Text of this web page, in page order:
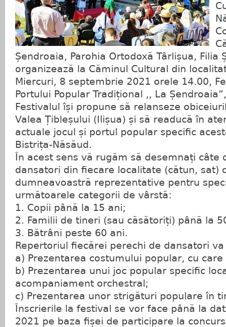
Șendroaia, Parohia Ortodoxă Târlișua, Filia
organizează la Căminul Cultural din
Miercuri, 8 septembrie 2021 orele 14.00,
Portului Popular Tradițional ,, La
Festivalul își propune să relanseze
Valea Țibleșului (Ilișua) și să readucă în
actuale jocul și portul popular specific
Bistrița-Năsăud.
În acest sens vă rugăm să desemnați câte
dansatori din fiecare localitate (cătun, sat)
dumneavoastră reprezentative pentru
următoarele categorii de vârstă:
1. Copii până la 15 ani;
2. Familii de tineri (sau căsătoriți) până la
3. Bătrâni peste 60 ani.
Repertoriul fiecărei perechi de dansatori
a) Prezentarea costumului popular, cu
b) Prezentarea unui joc popular specific
acompaniament orchestral;
c) Prezentarea unor strigături populare în
Înscrierile la festival se vor face până la
2021 pe baza fișei de participare la